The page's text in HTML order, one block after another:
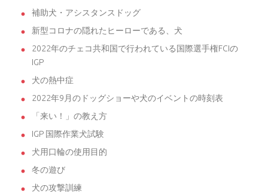
補助犬・アシスタンスドッグ
新型コロナの隠れたヒーローである、犬
2022年のチェコ共和国で行われている国際選手権FCIの
IGP
犬の熱中症
2022年9月のドッグショーや犬のイベントの時刻表
「来い！」の教え方
IGP 国際作業犬試験
犬用口輪の使用目的
冬の遊び
犬の攻撃訓練